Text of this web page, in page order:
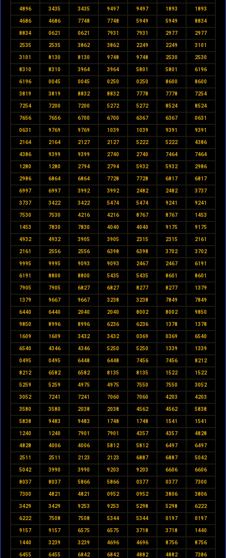
4896 3435 3435 9497 9497 1893 1893
4686 4686 7748 7748 5949 5949 8834
8834 0621 0621 7931 7931 2977 2977
2535 2535 3862 3862 2249 2249 3101
3101 8130 8130 9748 9748 2530 2530
8310 8310 3964 3964 5801 5801 6196
6196 0045 0045 0250 0250 8600 8600
3819 3819 8832 8832 7778 7778 7254
7254 7200 7200 5272 5272 8524 8524
7656 7656 6700 6700 6367 6367 0631
0631 9769 9769 1039 1039 9391 9391
2164 2164 2127 2127 5222 5222 4386
4386 9399 9399 2740 2740 7464 7464
1280 1280 2794 2794 5932 5932 2986
2986 6864 6864 7728 7728 6817 6817
6997 6997 3992 3992 2482 2482 3737
3737 3422 3422 5474 5474 9241 9241
7530 7530 4216 4216 8767 8767 1453
1453 7830 7830 4040 4040 9175 9175
4932 4932 3905 3905 2315 2315 2161
2161 2556 2556 6398 6398 3702 3702
9995 9995 9093 9093 2467 2467 6191
6191 8800 8800 5435 5435 8601 8601
7905 7905 6827 6827 8277 8277 1379
1379 9667 9667 3238 3238 7849 7849
6440 6440 2040 2040 8002 8002 9850
9850 8996 8996 6236 6236 1378 1378
1609 1609 3432 3432 0369 0369 6540
6540 4346 4346 5250 5250 1339 1339
0495 0495 6448 6448 7456 7456 8212
8212 6582 6582 8135 8135 1522 1522
5259 5259 4975 4975 7550 7550 3052
3052 7241 7241 7060 7060 4203 4203
3580 3580 2038 2038 4562 4562 5838
5838 9483 9483 1748 1748 1541 1541
1240 1240 7901 7901 4357 4357 4828
4828 4006 4006 5812 5812 6497 6497
2511 2511 2123 2123 6887 6887 5042
5042 3990 3990 9203 9203 6606 6606
8037 8037 5866 5866 0377 0377 7300
7300 4821 4821 0952 0952 3806 3806
3429 3429 9253 9253 5298 5298 6222
6222 7508 7508 5344 5344 0197 0197
9157 9157 6575 6575 3718 3718 1440
1440 3239 3239 4696 4696 8756 8756
6455 6455 6842 6842 4882 4882 7386